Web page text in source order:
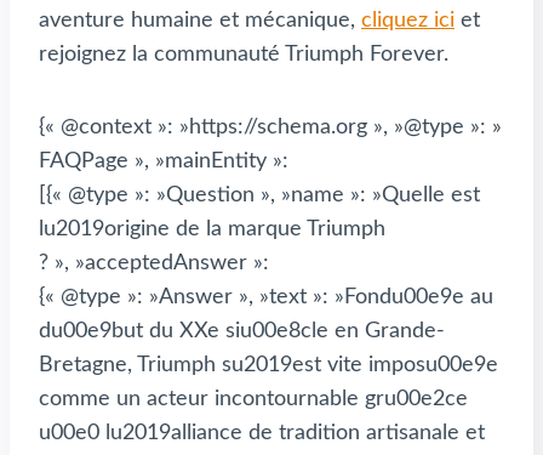
aventure humaine et mécanique, cliquez ici et
rejoignez la communauté Triumph Forever.
{« @context »: »https://schema.org », »@type »: »
FAQPage », »mainEntity »:
[{« @type »: »Question », »name »: »Quelle est
lu2019origine de la marque Triumph
? », »acceptedAnswer »:
{« @type »: »Answer », »text »: »Fondu00e9e au
du00e9but du XXe siu00e8cle en Grande-
Bretagne, Triumph su2019est vite imposu00e9e
comme un acteur incontournable gru00e2ce
u00e0 lu2019alliance de tradition artisanale et